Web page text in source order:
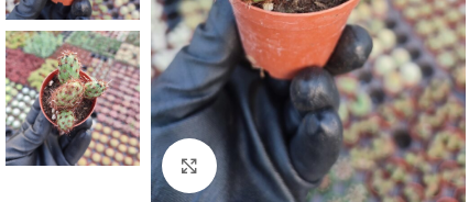
Click to enlarge